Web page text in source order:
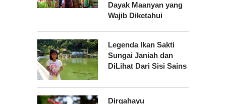
Dayak Maanyan yang
Wajib Diketahui
Legenda Ikan Sakti
Sungai Janiah dan
DiLihat Dari Sisi Sains
Dirgahayu